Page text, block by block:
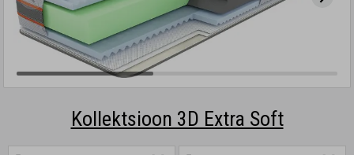
Kollektsioon 3D Extra Soft